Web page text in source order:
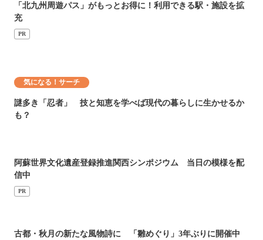
「北九州周遊パス」がもっとお得に！利用できる駅・施設を拡
充
PR
気になる！サーチ
謎多き「忍者」 技と知恵を学べば現代の暮らしに生かせるか
も？
阿蘇世界文化遺産登録推進関西シンポジウム 当日の模様を配
信中
PR
古都・秋月の新たな風物詩に 「雛めぐり」3年ぶりに開催中